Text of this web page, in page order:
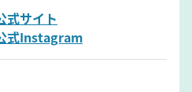
式サイト
式Instagram